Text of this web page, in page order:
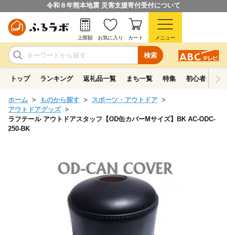
令和８年熊本地震 災害支援寄付受付について
検索
上限額 お気に入り カート メニュー
トップ ランキング 返礼品一覧 まち一覧 特集 初心者ガイド
ホーム ものから探す
スポーツ・アウトドア
アウトドアグッズ
ラフテール アウトドアスタッフ【OD缶カバーMサイズ】BK AC-ODC-
250-BK